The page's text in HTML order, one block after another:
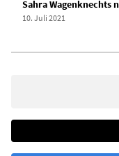
Sahra Wagenknechts
10. Juli 2021